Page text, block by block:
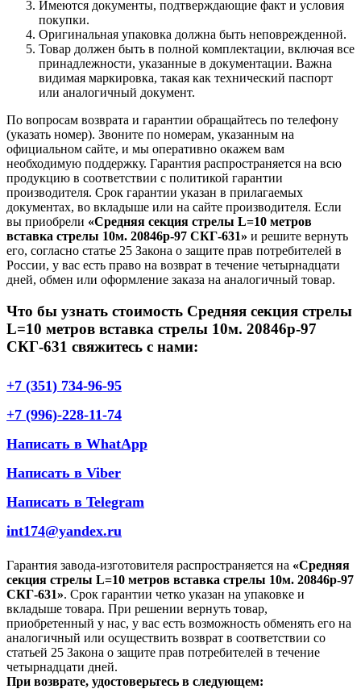
Имеются документы, подтверждающие факт и условия
покупки.
Оригинальная упаковка должна быть неповрежденной.
Товар должен быть в полной комплектации, включая все
принадлежности, указанные в документации. Важна
видимая маркировка, такая как технический паспорт
или аналогичный документ.
По вопросам возврата и гарантии обращайтесь по телефону
(указать номер). Звоните по номерам, указанным на
официальном сайте, и мы оперативно окажем вам
необходимую поддержку. Гарантия распространяется на всю
продукцию в соответствии с политикой гарантии
производителя. Срок гарантии указан в прилагаемых
документах, во вкладыше или на сайте производителя. Если
вы приобрели «Средняя секция стрелы L=10 метров
вставка стрелы 10м. 20846р-97 СКГ-631» и решите вернуть
его, согласно статье 25 Закона о защите прав потребителей в
России, у вас есть право на возврат в течение четырнадцати
дней, обмен или оформление заказа на аналогичный товар.
Что бы узнать стоимость Средняя секция стрелы
L=10 метров вставка стрелы 10м. 20846р-97
СКГ-631 свяжитесь с нами:
+7 (351) 734-96-95
+7 (996)-228-11-74
Написать в WhatApp
Написать в Viber
Написать в Telegram
int174@yandex.ru
Гарантия завода-изготовителя распространяется на «Средняя
секция стрелы L=10 метров вставка стрелы 10м. 20846р-97
СКГ-631». Срок гарантии четко указан на упаковке и
вкладыше товара. При решении вернуть товар,
приобретенный у нас, у вас есть возможность обменять его на
аналогичный или осуществить возврат в соответствии со
статьей 25 Закона о защите прав потребителей в течение
четырнадцати дней.
При возврате, удостоверьтесь в следующем: